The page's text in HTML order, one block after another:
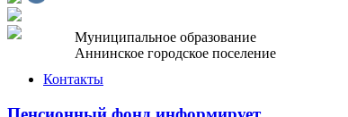
Муниципальное образование
Аннинское городское поселение
Контакты